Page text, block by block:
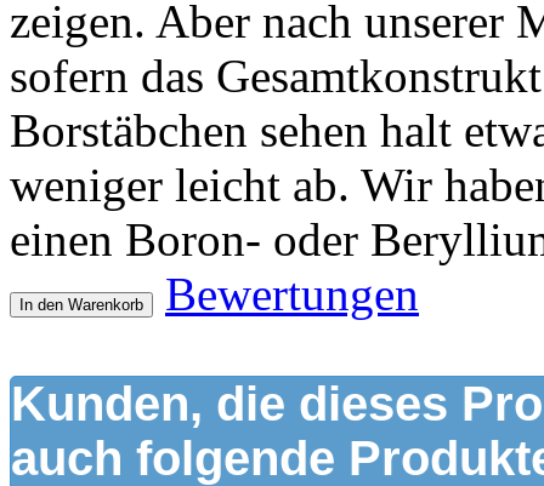
zeigen. Aber nach unserer
sofern das
Borstäbchen sehen halt
weniger leicht ab. Wir
einen Boron- oder
In den Warenkorb Bewertungen
Kunden, die dieses
auch folgende